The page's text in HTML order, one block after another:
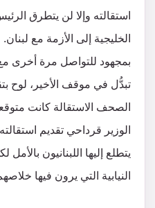
استقالته وإلا لن يتطرق
الخليجية إلى الأزمة مع
بمجهود للتواصل مرة أخرى
تبدُّل في موقف الأخير، لوح
الصحف الاستقالة كانت
الوزير قرداحي تقديم
يتطلع إليها اللبنانيون
النيابية التي يرون فيها